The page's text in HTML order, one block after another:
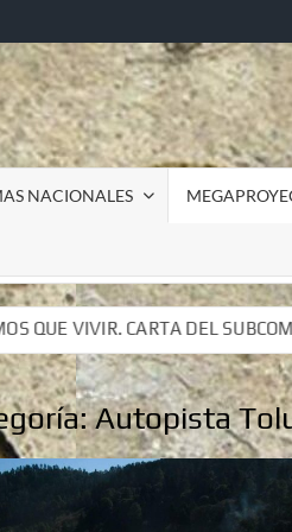
NACIONALES
INSURGENTE
INSURGENTE
Autopista